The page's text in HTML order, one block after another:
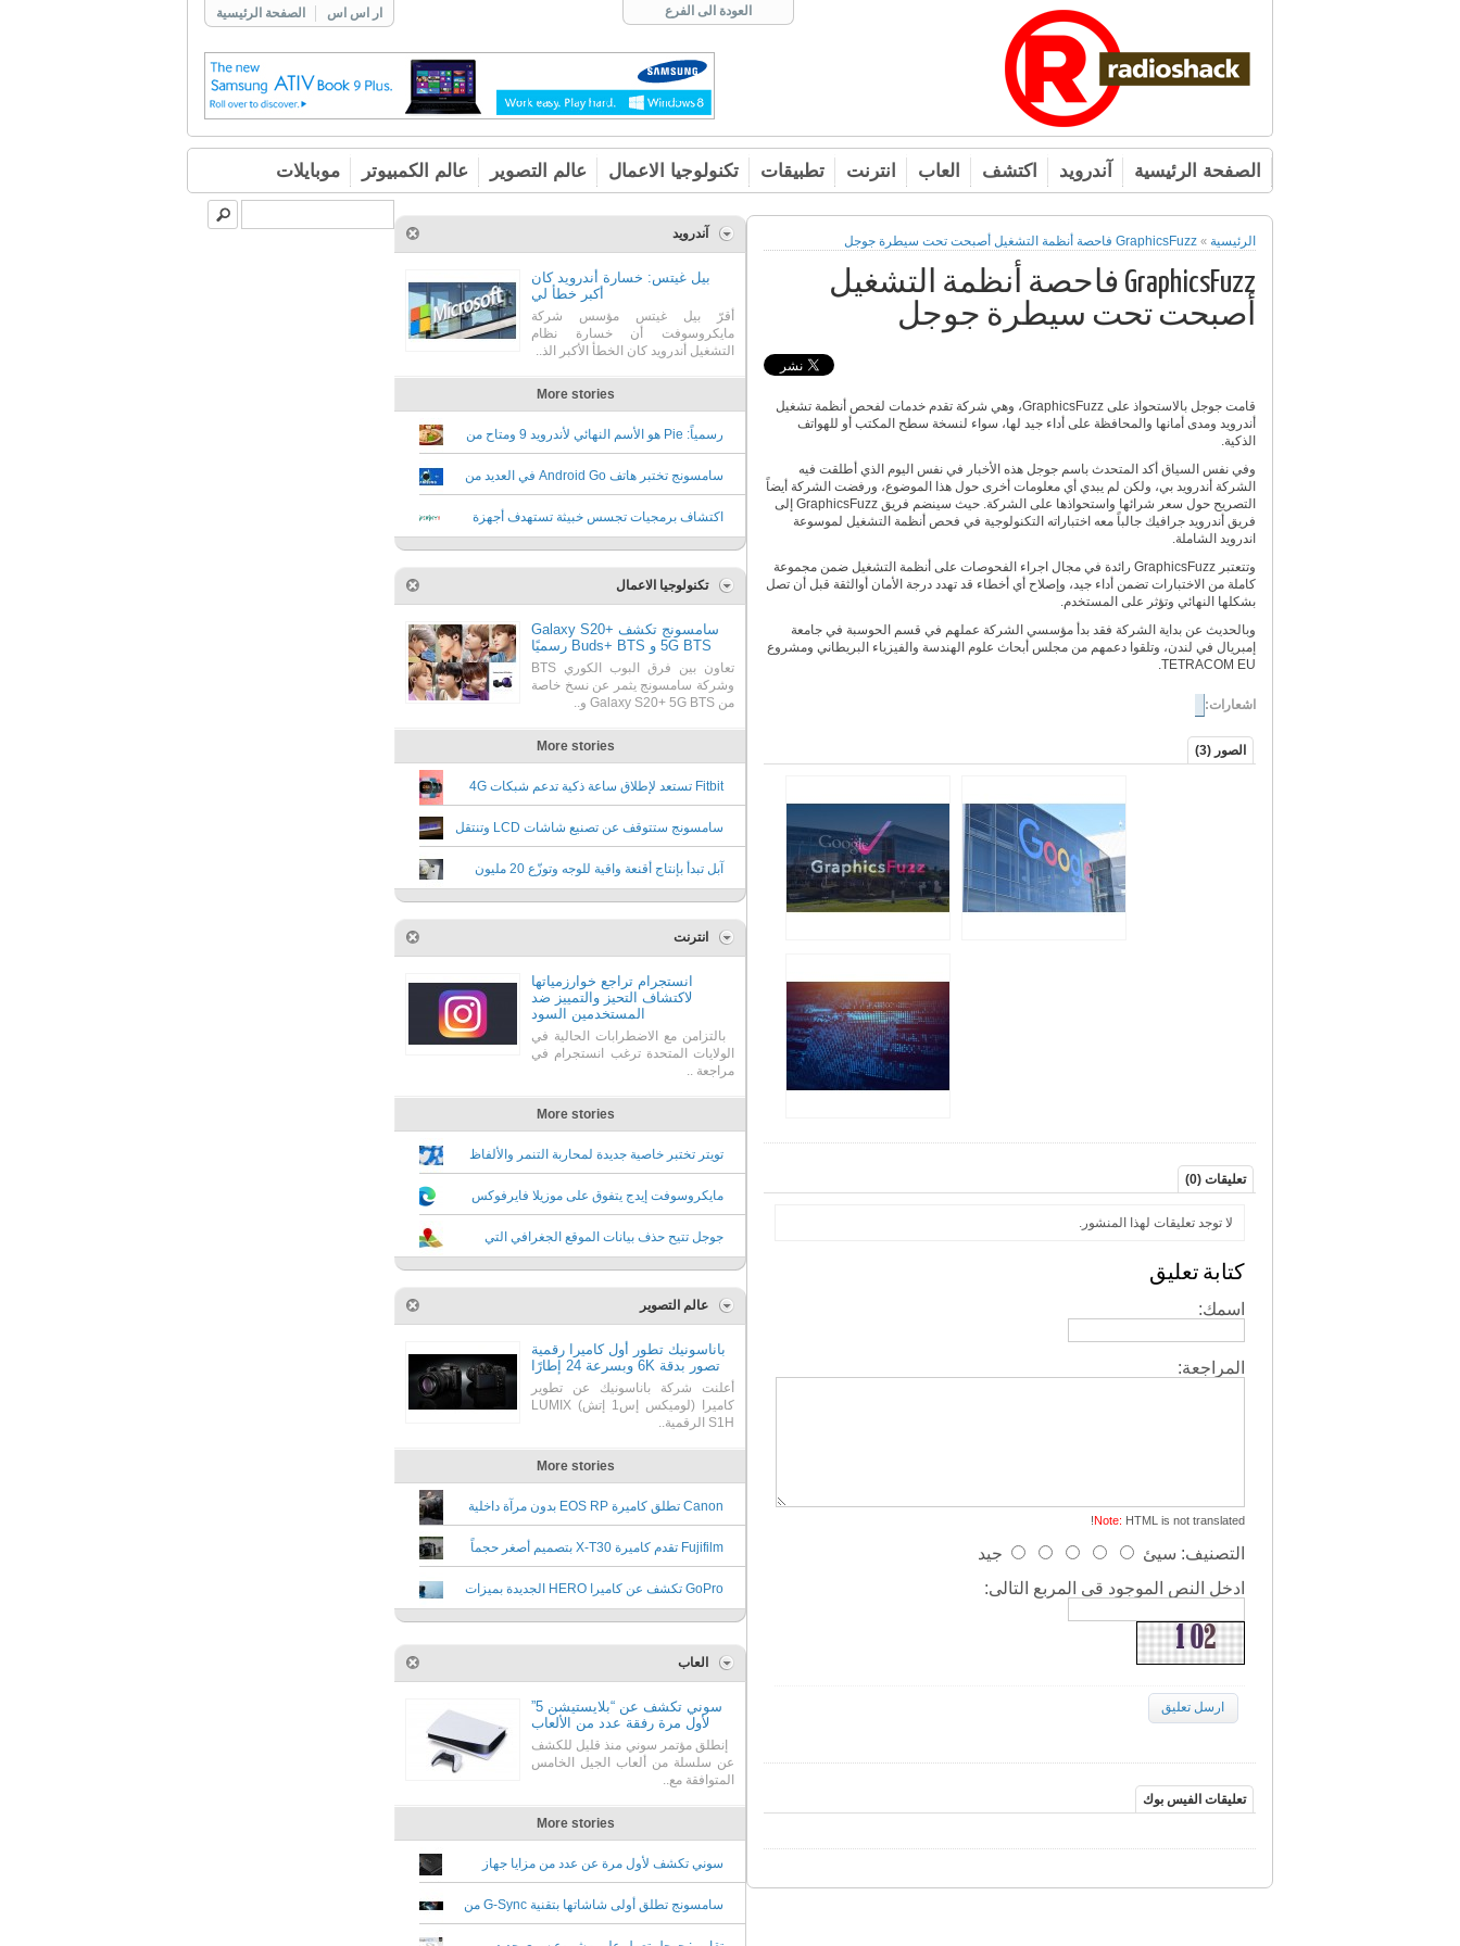
العودة الى الفرع الصفحة الرئيسية ار اس اس
الصفحة الرئيسية آندرويد اكتشف العاب انترنت تطبيقات تكنولوجيا الاعمال عالم التصوير عالم الكمبيوتر موبايلات
آندرويد
بيل غيتس: خسارة أندرويد كان
أكبر خطأ لي
أقرّ بيل غيتس مؤسس شركة
مايكروسوفت أن خسارة نظام
التشغيل أندرويد كان الخطأ الأكبر الذ..
More stories
رسمياً: Pie هو الأسم النهائي لأندرويد 9 ومتاح من
اليوم
سامسونج تختبر هاتف Android Go في العديد من
البلدان حول العالم، وفقا لتقرير جديد
اكتشاف برمجيات تجسس خبيثة تستهدف أجهزة
آندرويد
تكنولوجيا الاعمال
سامسونج تكشف Galaxy S20+
5G BTS و Buds+ BTS رسميًا
تعاون بين فرق البوب الكوري BTS
وشركة سامسونج يثمر عن نسخ خاصة
من Galaxy S20+ 5G BTS و..
More stories
Fitbit تستعد لإطلاق ساعة ذكية تدعم شبكات 4G
للأطفال
سامسونج ستتوقف عن تصنيع شاشات LCD وتنتقل
إلى تقنية QD
آبل تبدأ بإنتاج أقنعة واقية للوجه وتوزّع 20 مليون
قطعة مجاناً
انترنت
انستجرام تراجع خوارزمياتها
لاكتشاف التحيز والتمييز ضد
المستخدمين السود
بالتزامن مع الاضطرابات الحالية في
الولايات المتحدة ترغب انستجرام في
مراجعة ..
More stories
تويتر تختبر خاصية جديدة لمحاربة التنمر والألفاظ
المسيئة في الردود
مايكروسوفت إيدج يتفوق على موزيلا فايرفوكس
كثاني أكثر متصفح استخداماً
جوجل تتيح حذف بيانات الموقع الجغرافي التي
تعرفها عنك تلقائياً
عالم التصوير
باناسونيك تطور أول كاميرا رقمية
تصور بدقة 6K وبسرعة 24 إطارًا
أعلنت شركة باناسونيك عن تطوير
كاميرا (لوميكس إس1 إتش) ‏‎LUMIX
S1H‎‏ الرقمية..
More stories
Canon تطلق كاميرة EOS RP بدون مرآة داخلية
وسعر 1299 دولار
Fujifilm تقدم كاميرة X-T30 بتصميم أصغر حجماً
وسعر يبدأ من 899 دولار
GoPro تكشف عن كاميرا HERO الجديدة بميزات
متعددة وسعر 199 دولار
العاب
سوني تكشف عن “بلايستيشن 5”
لأول مرة رفقة عدد من الألعاب
إنطلق مؤتمر سوني منذ قليل للكشف
عن سلسلة من ألعاب الجيل الخامس
المتوافقة مع..
More stories
سوني تكشف لأول مرة عن عدد من مزايا جهاز
ألعابها القادم PS5
سامسونج تطلق أولى شاشاتها بتقنية G-Sync من
نفيديا
الرئيسية » GraphicsFuzz فاحصة أنظمة التشغيل أصبحت تحت سيطرة جوجل
GraphicsFuzz فاحصة أنظمة التشغيل
أصبحت تحت سيطرة جوجل
قامت جوجل بالاستحواذ على GraphicsFuzz، وهي شركة تقدم خدمات لفحص أنظمة تشغيل
أندرويد ومدى أمانها والمحافظة على أداء جيد لها، سواء لنسخة سطح المكتب أو للهواتف
الذكية.
وفي نفس السياق أكد المتحدث باسم جوجل هذه الأخبار في نفس اليوم الذي أطلقت فيه
الشركة أندرويد بي، ولكن لم يبدي أي معلومات أخرى حول هذا الموضوع، ورفضت الشركة أيضاً
التصريح حول سعر شرائها واستحواذها على الشركة. حيث سينضم فريق GraphicsFuzz إلى
فريق أندرويد جرافيك جالباً معه اختباراته التكنولوجية في فحص أنظمة التشغيل لموسوعة
اندرويد الشاملة.
وتتعتبر GraphicsFuzz رائدة في مجال اجراء الفحوصات على أنظمة التشغيل ضمن مجموعة
كاملة من الاختبارات تضمن أداء جيد، وإصلاح أي أخطاء قد تهدد درجة الأمان أوالثقة قبل أن تصل
بشكلها النهائي وتؤثر على المستخدم.
وبالحديث عن بداية الشركة فقد بدأ مؤسسي الشركة عملهم في قسم الحوسبة في جامعة
إمبريال في لندن، وتلقوا دعمهم من مجلس أبحاث علوم الهندسة والفيزياء البريطاني ومشروع
TETRACOM EU
.
اشعارات:
الصور (3)
تعليقات (0)
لا توجد تعليقات لهذا المنشور.
كتابة تعليق
اسمك:
المراجعة:
Note: HTML is not translated!
التصنيف: سيئ
جيد
ادخل النص الموجود قى المربع التالى:
ارسل تعليق
تعليقات الفيس بوك